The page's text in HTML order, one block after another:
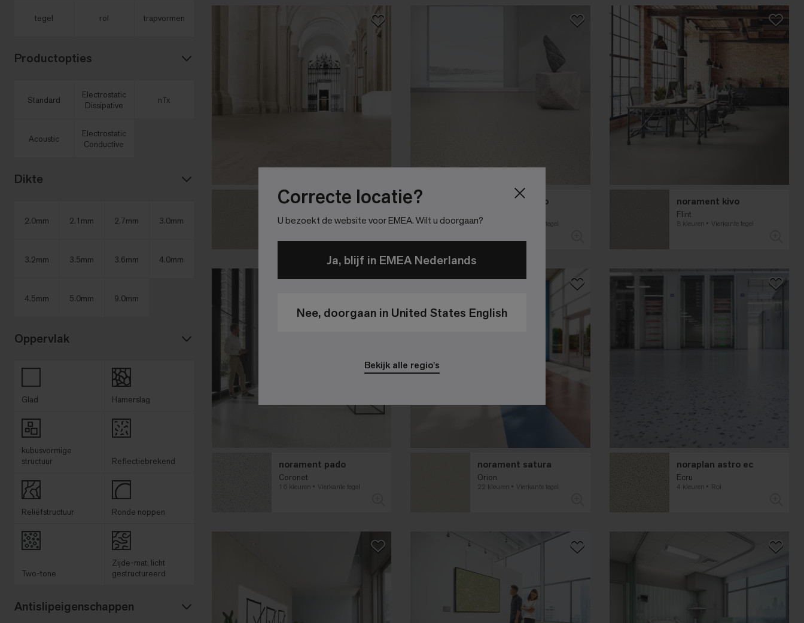
Correcte locatie?
U bezoekt de website voor EMEA. Wilt u doorgaan?
Ja, blijf in EMEA Nederlands
Nee, doorgaan in United States English
Bekijk alle regio's
tegel rol trapvormen
Productopties
Standard
Electrostatic
Dissipative
nTx
Acoustic
Electrostatic
Conductive
Dikte
2.0mm 2.1mm 2.7mm 3.0mm
3.2mm 3.5mm 3.6mm 4.0mm
4.5mm 5.0mm 9.0mm
Oppervlak
Glad Hamerslag
kubusvormige
structuur
Reflectiebrekend
Reliëfstructuur Ronde noppen
Two-tone
Zijde-mat, licht
gestructureerd
Antislipeigenschappen
norament castello
8 kleuren Vierkante tegel
norament grano
33 kleuren Vierkante tegel
norament kivo
Flint
8 kleuren Vierkante tegel
norament pado
Coronet
16 kleuren Vierkante tegel
norament satura
Orion
22 kleuren Vierkante tegel
noraplan astro ec
Ecru
4 kleuren Rol